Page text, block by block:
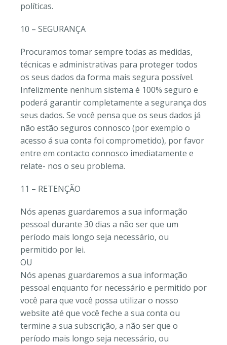
políticas.
10 – SEGURANÇA
Procuramos tomar sempre todas as medidas,
técnicas e administrativas para proteger todos
os seus dados da forma mais segura possível.
Infelizmente nenhum sistema é 100% seguro e
poderá garantir completamente a segurança dos
seus dados. Se você pensa que os seus dados já
não estão seguros connosco (por exemplo o
acesso á sua conta foi comprometido), por favor
entre em contacto connosco imediatamente e
relate- nos o seu problema.
11 – RETENÇÃO
Nós apenas guardaremos a sua informação
pessoal durante 30 dias a não ser que um
período mais longo seja necessário, ou
permitido por lei.
OU
Nós apenas guardaremos a sua informação
pessoal enquanto for necessário e permitido por
você para que você possa utilizar o nosso
website até que você feche a sua conta ou
termine a sua subscrição, a não ser que o
período mais longo seja necessário, ou